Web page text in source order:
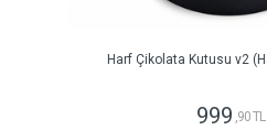
Harf Çikolata Kutusu v2
999 ,90 TL